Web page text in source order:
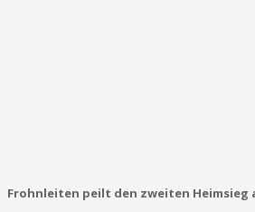
Frohnleiten peilt den zweiten Heimsieg